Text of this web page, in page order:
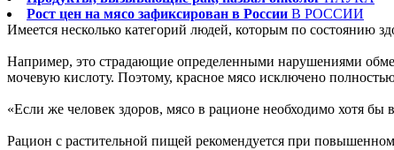
Рост цен на мясо зафиксирован в России В РОССИИ
Имеется несколько категорий людей, которым по состоянию
Например, это страдающие определенными нарушениями
мочевую кислоту. Поэтому, красное мясо исключено
«Если же человек здоров, мясо в рационе необходимо хотя
Рацион с растительной пищей рекомендуется при